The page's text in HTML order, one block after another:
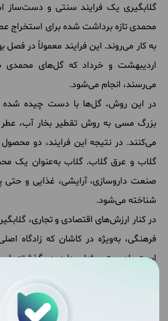
گلابگیری یک فرایند سنتی و
محمدی تازه برداشت شده برای استخراج
به کار می‌روند. این فرایند معمولاً در فصل
اردیبهشت و خرداد که گل‌های محمدی
می‌رسند، انجام می‌شود.
در این روش، گل‌ها با دست چیده
بزرگ مسی به روش تقطیر بخار آب، عطر
می‌کنند. در نتیجه این فرایند، دو
گلاب و عرق گلاب. گلاب به‌عنوان یک
صنعت داروسازی، آرایشی، غذایی و حتی
شناخته می‌شود.
در کنار ارزش‌های اقتصادی و تجاری،
فرهنگی، به‌ویژه در کاشان که زادگاه
است، اهمیت ویژه‌ای دارد. در گذشته،
دستی انجام می‌شد و هر مرحله از آن، از
دقت و مهارت خاصی نیاز داشت.
امروزه، با وجود پیشرفت‌های صنعتی،